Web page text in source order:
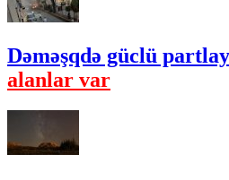
Dəməşqdə güclü
alanlar var